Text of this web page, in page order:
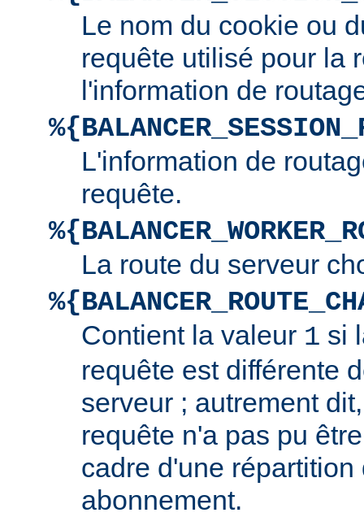
Le nom du cookie ou
requête utilisé pour la
l'information de
L'information de
requête.
La route du serveur
Contient la valeur 1 si
requête est différente
serveur ; autrement
requête n'a pas pu
cadre d'une
abonnement.